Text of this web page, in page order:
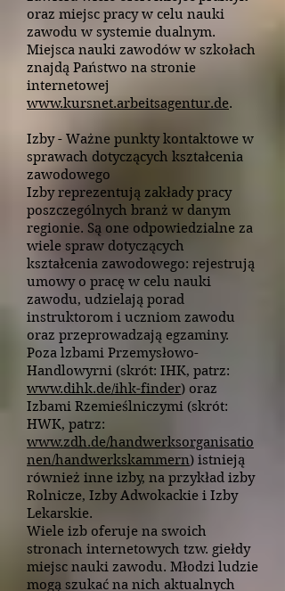
oraz miejsc pracy w celu nauki
zawodu w systemie dualnym.
Miejsca nauki zawodów w szkołach
znajdą Państwo na stronie
internetowej
www.kursnet.arbeitsagentur.de.
Izby - Ważne punkty kontaktowe w
sprawach dotyczących kształcenia
zawodowego
Izby reprezentują zakłady pracy
poszczególnych branż w danym
regionie. Są one odpowiedzialne za
wiele spraw dotyczących
kształcenia zawodowego: rejestrują
umowy o pracę w celu nauki
zawodu, udzielają porad
instruktorom i uczniom zawodu
oraz przeprowadzają egzaminy.
Poza lzbami Przemysłowo-
Handlowyrni (skrót: IHK, patrz:
www.dihk.de/ihk-finder) oraz
Izbami Rzemieślniczymi (skrót:
HWK, patrz:
www.zdh.de/handwerksorganisatio
nen/handwerkskammern) istnieją
również inne izby, na przykład izby
Rolnicze, Izby Adwokackie i Izby
Lekarskie.
Wiele izb oferuje na swoich
stronach internetowych tzw. giełdy
miejsc nauki zawodu. Młodzi ludzie
mogą szukać na nich aktualnych